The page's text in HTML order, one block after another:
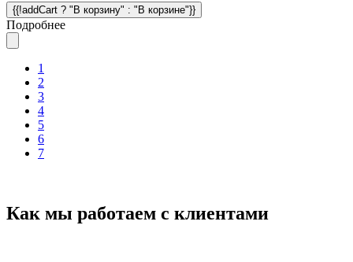
{{!addCart ? "В корзину" : "В корзине"}}
Подробнее
1
2
3
4
5
6
7
Как мы работаем с клиентами